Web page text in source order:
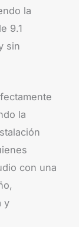
la
9.1
sin
la
con una
y